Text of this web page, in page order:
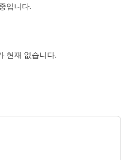
입니다.
현재 없습니다.